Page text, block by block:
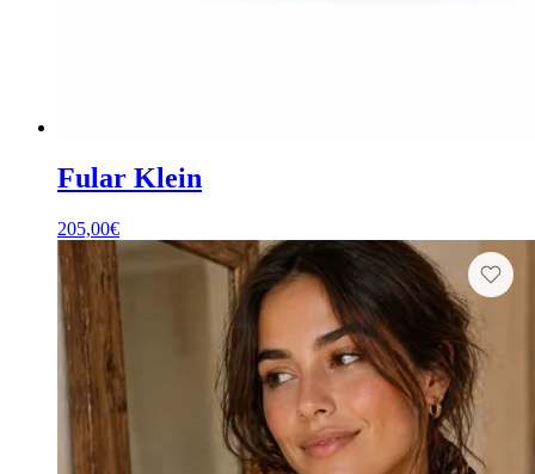
Fular Klein
205,00€